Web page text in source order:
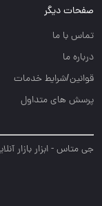
صفحات دیگر
تماس با ما
درباره ما
قوانین/شرایط خدمات
پرسش های متداول
جی متاس - ابزار بازار